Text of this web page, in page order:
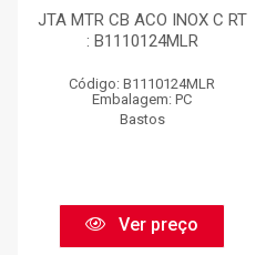
JTA MTR CB ACO INOX C RT
: B1110124MLR
Código: B1110124MLR
Embalagem: PC
Bastos
Ver preço